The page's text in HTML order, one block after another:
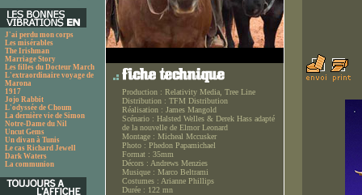
J'ai perdu mon corps
Les misérables
The Irishman
Marriage Story
Les filles du Docteur March
L'extraordinaire voyage de
Marona
1917
Jojo Rabbit
L'odyssée de Choum
La dernière vie de Simon
Notre-Dame du Nil
Uncut Gems
Un divan à Tunis
Le cas Richard Jewell
Dark Waters
La communion
Production : Relativity Media, Tree Line
Distribution : TFM Distribution
Réalisation : James Mangold
Scénario : Halsted Welles & Derek Hass adapté
de la nouvelle de Elmor Leonard
Montage : Micheal Mccusker
Photo : Phedon Papamichael
Format : 35mm
Décors : Andrews Menzies
Musique : Marco Beltrami
Costumes : Arianne Phillips
Durée : 122 mn